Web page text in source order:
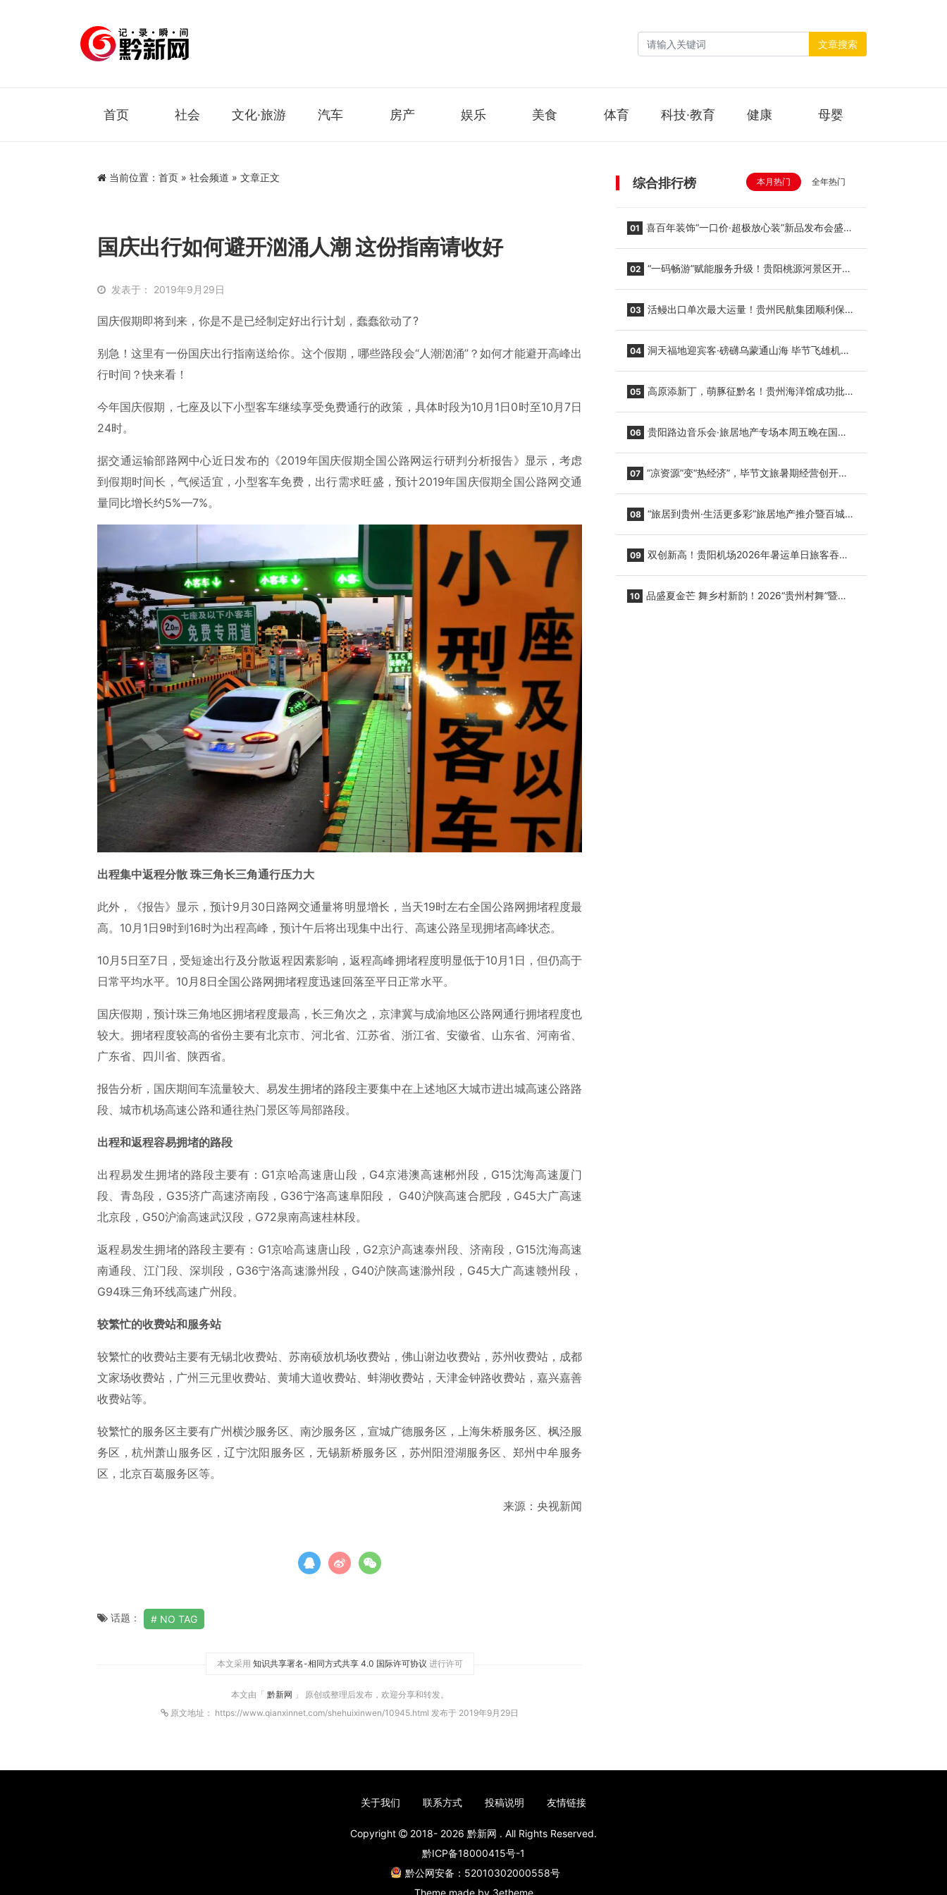
文章搜索
首页 社会 文化·旅游 汽车 房产 娱乐 美食 体育 科技·教育 健康 母婴
当前位置： 首页 » 社会频道 » 文章正文
国庆出行如何避开汹涌人潮 这份指南请收好
发表于： 2019年9月29日
国庆假期即将到来，你是不是已经制定好出行计划，蠢蠢欲动了?
别急！这里有一份国庆出行指南送给你。这个假期，哪些路段会“人潮汹涌”？如何才能避开高峰出
行时间？快来看！
今年国庆假期，七座及以下小型客车继续享受免费通行的政策，具体时段为10月1日0时至10月7日
24时。
据交通运输部路网中心近日发布的《2019年国庆假期全国公路网运行研判分析报告》显示，考虑
到假期时间长，气候适宜，小型客车免费，出行需求旺盛，预计2019年国庆假期全国公路网交通
量同比增长约5%—7%。
出程集中返程分散 珠三角长三角通行压力大
此外，《报告》显示，预计9月30日路网交通量将明显增长，当天19时左右全国公路网拥堵程度最
高。10月1日9时到16时为出程高峰，预计午后将出现集中出行、高速公路呈现拥堵高峰状态。
10月5日至7日，受短途出行及分散返程因素影响，返程高峰拥堵程度明显低于10月1日，但仍高于
日常平均水平。10月8日全国公路网拥堵程度迅速回落至平日正常水平。
国庆假期，预计珠三角地区拥堵程度最高，长三角次之，京津冀与成渝地区公路网通行拥堵程度也
较大。拥堵程度较高的省份主要有北京市、河北省、江苏省、浙江省、安徽省、山东省、河南省、
广东省、四川省、陕西省。
报告分析，国庆期间车流量较大、易发生拥堵的路段主要集中在上述地区大城市进出城高速公路路
段、城市机场高速公路和通往热门景区等局部路段。
出程和返程容易拥堵的路段
出程易发生拥堵的路段主要有：G1京哈高速唐山段，G4京港澳高速郴州段，G15沈海高速厦门
段、青岛段，G35济广高速济南段，G36宁洛高速阜阳段， G40沪陕高速合肥段，G45大广高速
北京段，G50沪渝高速武汉段，G72泉南高速桂林段。
返程易发生拥堵的路段主要有：G1京哈高速唐山段，G2京沪高速泰州段、济南段，G15沈海高速
南通段、江门段、深圳段，G36宁洛高速滁州段，G40沪陕高速滁州段，G45大广高速赣州段，
G94珠三角环线高速广州段。
较繁忙的收费站和服务站
较繁忙的收费站主要有无锡北收费站、苏南硕放机场收费站，佛山谢边收费站，苏州收费站，成都
文家场收费站，广州三元里收费站、黄埔大道收费站、蚌湖收费站，天津金钟路收费站，嘉兴嘉善
收费站等。
较繁忙的服务区主要有广州横沙服务区、南沙服务区，宣城广德服务区，上海朱桥服务区、枫泾服
务区，杭州萧山服务区，辽宁沈阳服务区，无锡新桥服务区，苏州阳澄湖服务区、郑州中牟服务
区，北京百葛服务区等。
来源：央视新闻
话题： NO TAG
本文采用 知识共享署名-相同方式共享 4.0 国际许可协议 进行许可
本文由「 黔新网 」 原创或整理后发布，欢迎分享和转发。
原文地址： https://www.qianxinnet.com/shehuixinwen/10945.html 发布于 2019年9月29日
综合排行榜 本月热门 全年热门
01 喜百年装饰“一口价·超极放心装”新品发布会盛大
02 “一码畅游”赋能服务升级！贵阳桃源河景区开
03 活鳗出口单次最大运量！贵州民航集团顺利保障
04 洞天福地迎宾客·磅礴乌蒙通山海 毕节飞雄机场
05 高原添新丁，萌豚征黔名！贵州海洋馆成功批量
06 贵阳路边音乐会·旅居地产专场本周五晚在国际
07 “凉资源”变“热经济”，毕节文旅暑期经营创开门
08 “旅居到贵州·生活更多彩”旅居地产推介暨百城千
09 双创新高！贵阳机场2026年暑运单日旅客吞吐
10 品盛夏金芒 舞乡村新韵！2026“贵州村舞”暨望
关于我们 联系方式 投稿说明 友情链接
Copyright 2018- 2026 黔新网 . All Rights Reserved.
黔ICP备18000415号-1
黔公网安备：52010302000558号
Theme made by 3etheme